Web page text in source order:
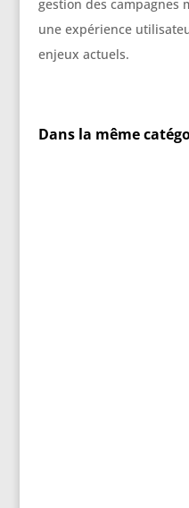
gestion des campagnes
une expérience
enjeux actuels.
Dans la même